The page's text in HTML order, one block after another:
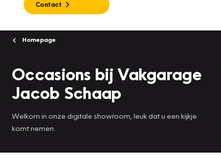
Contact
Homepage
Occasions bij Vakgarage
Jacob Schaap
Welkom in onze digitale showroom, leuk dat u een kijkje
komt nemen.